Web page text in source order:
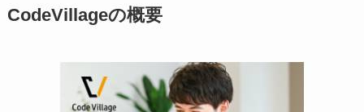
CodeVillageの概要